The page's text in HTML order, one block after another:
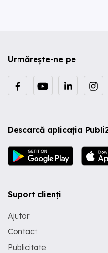
Urmărește-ne pe
Descarcă aplicația
Suport clienți
Ajutor
Contact
Publicitate